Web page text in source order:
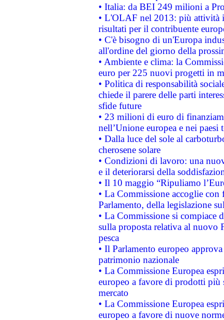
• Italia: da BEI 249 milioni a
• L'OLAF nel 2013: più attività
risultati per il contribuente
• C'è bisogno di un'Europa
all'ordine del giorno della
• Ambiente e clima: la
euro per 225 nuovi progetti in
• Politica di responsabilità
chiede il parere delle parti
sfide future
• 23 milioni di euro di
nell’Unione europea e nei paesi
• Dalla luce del sole al
cherosene solare
• Condizioni di lavoro: una
e il deteriorarsi della
• Il 10 maggio “Ripuliamo
• La Commissione accoglie
Parlamento, della legislazione
• La Commissione si compiace
sulla proposta relativa al nuovo
pesca
• Il Parlamento europeo
patrimonio nazionale
• La Commissione Europea
europeo a favore di prodotti
mercato
• La Commissione Europea
europeo a favore di nuove